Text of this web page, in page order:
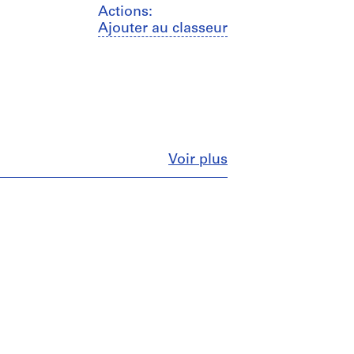
Actions:
Ajouter au classeur
Voir plusFermer